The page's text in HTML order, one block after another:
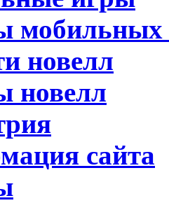
мобильных
новелл
новелл
сайта